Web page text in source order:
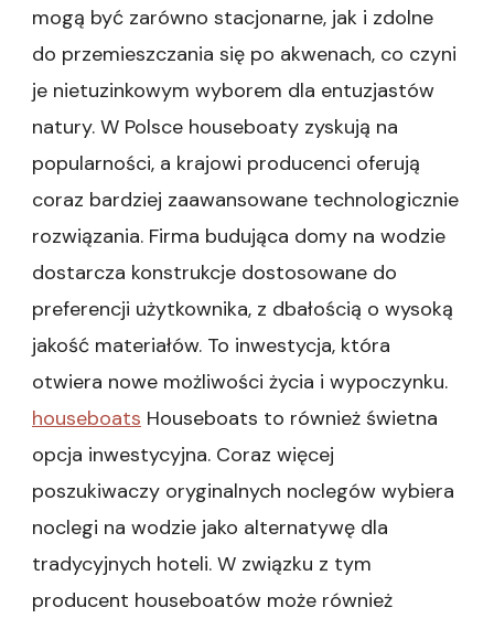
mogą być zarówno stacjonarne, jak i zdolne
do przemieszczania się po akwenach, co czyni
je nietuzinkowym wyborem dla entuzjastów
natury. W Polsce houseboaty zyskują na
popularności, a krajowi producenci oferują
coraz bardziej zaawansowane technologicznie
rozwiązania. Firma budująca domy na wodzie
dostarcza konstrukcje dostosowane do
preferencji użytkownika, z dbałością o wysoką
jakość materiałów. To inwestycja, która
otwiera nowe możliwości życia i wypoczynku.
houseboats Houseboats to również świetna
opcja inwestycyjna. Coraz więcej
poszukiwaczy oryginalnych noclegów wybiera
noclegi na wodzie jako alternatywę dla
tradycyjnych hoteli. W związku z tym
producent houseboatów może również